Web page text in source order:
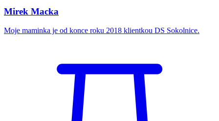
Mirek Macka
Moje maminka je od konce roku 2018 klientkou DS Sokolnice.